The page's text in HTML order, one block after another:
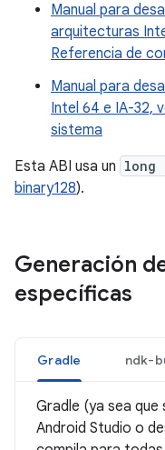
Manual para
arquitecturas
Referencia de
Manual para
Intel 64 e IA-32,
sistema
Esta ABI usa un long
binary128).
Generación
específicas
Gradle ndk-
Gradle (ya sea que
Android Studio o